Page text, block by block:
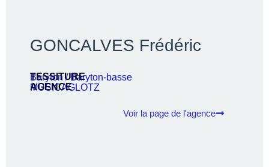
GONCALVES Frédéric
TESSITURE
Baryton / Baryton-basse
AGENCE
MUSICAGLOTZ
Voir la page de l'agence